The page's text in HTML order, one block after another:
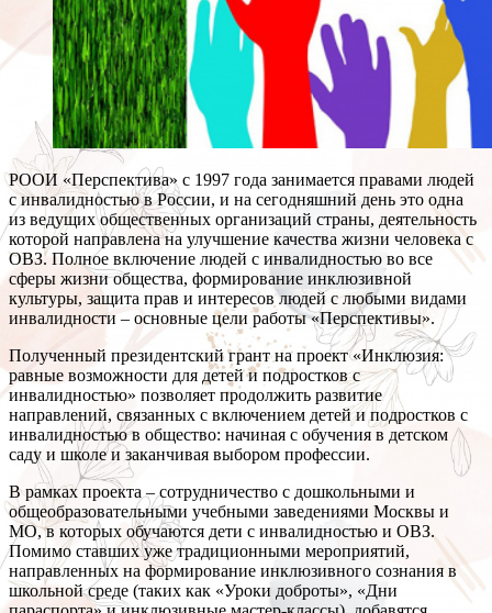
РООИ «Перспектива» с 1997 года занимается правами людей
с инвалидностью в России, и на сегодняшний день это одна
из ведущих общественных организаций страны, деятельность
которой направлена на улучшение качества жизни человека с
ОВЗ. Полное включение людей с инвалидностью во все
сферы жизни общества, формирование инклюзивной
культуры, защита прав и интересов людей с любыми видами
инвалидности – основные цели работы «Перспективы».
Полученный президентский грант на проект «Инклюзия:
равные возможности для детей и подростков с
инвалидностью» позволяет продолжить развитие
направлений, связанных с включением детей и подростков с
инвалидностью в общество: начиная с обучения в детском
саду и школе и заканчивая выбором профессии.
В рамках проекта – сотрудничество с дошкольными и
общеобразовательными учебными заведениями Москвы и
МО, в которых обучаются дети с инвалидностью и ОВЗ.
Помимо ставших уже традиционными мероприятий,
направленных на формирование инклюзивного сознания в
школьной среде (таких как «Уроки доброты», «Дни